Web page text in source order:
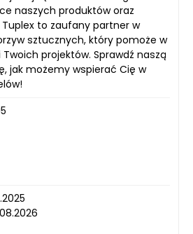
naszych produktów oraz
to zaufany partner w
sztucznych, który pomoże w
projektów. Sprawdź naszą
jak możemy wspierać Cię w